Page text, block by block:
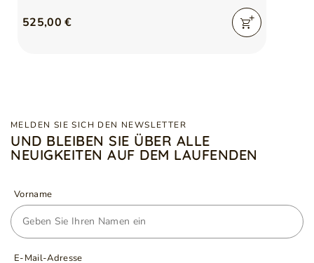
525,00 €
MELDEN SIE SICH DEN NEWSLETTER
UND BLEIBEN SIE ÜBER ALLE
NEUIGKEITEN AUF DEM LAUFENDEN
Vorname
E-Mail-Adresse